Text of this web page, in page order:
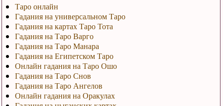
Таро онлайн
Гадания на универсальном Таро
Гадания на картах Таро Тота
Гадания на Таро Варго
Гадания на Таро Манара
Гадания на Египетском Таро
Онлайн гадания на Таро Ошо
Гадания на Таро Снов
Гадания на Таро Ангелов
Онлайн гадания на Оракулах